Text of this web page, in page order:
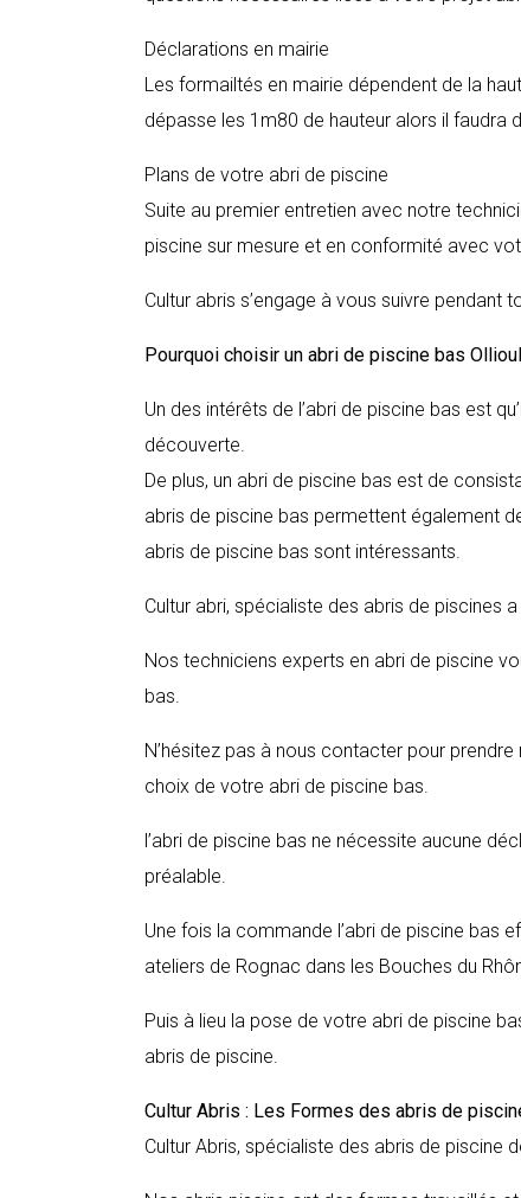
Déclarations en mairie
Les formailtés en mairie dépendent de la
dépasse les 1m80 de hauteur alors il faudra
Plans de votre abri de piscine
Suite au premier entretien avec notre
piscine sur mesure et en conformité avec
Cultur abris s’engage à vous suivre pendant
Pourquoi choisir un abri de piscine bas
Un des intérêts de l’abri de piscine bas est
découverte.
De plus, un abri de piscine bas est de
abris de piscine bas permettent également
abris de piscine bas sont intéressants.
Cultur abri, spécialiste des abris de piscines
Nos techniciens experts en abri de piscine
bas.
N’hésitez pas à nous contacter pour
choix de votre abri de piscine bas.
l’abri de piscine bas ne nécessite aucune
préalable.
Une fois la commande l’abri de piscine bas
ateliers de Rognac dans les Bouches du
Puis à lieu la pose de votre abri de piscine
abris de piscine.
Cultur Abris : Les Formes des abris de
Cultur Abris, spécialiste des abris de piscine